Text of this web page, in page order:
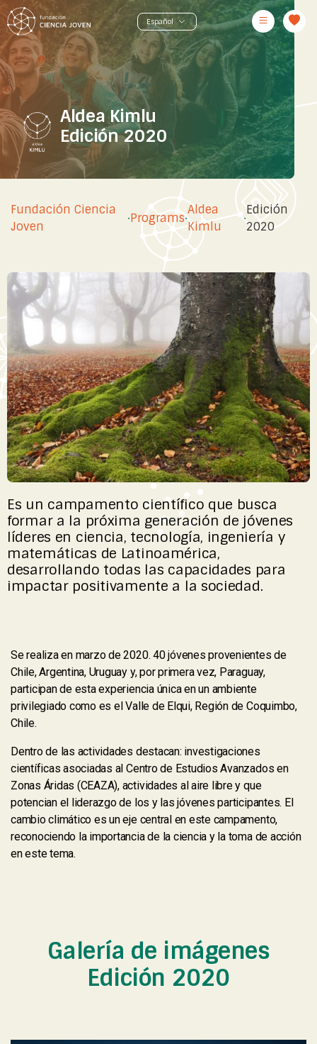
Aldea Kimlu
Edición 2020
Fundación Ciencia
Joven
·Programs·
Aldea
Kimlu
·
Edición
2020
Es un campamento científico que busca
formar a la próxima generación de jóvenes
líderes en ciencia, tecnología, ingeniería y
matemáticas de Latinoamérica,
desarrollando todas las capacidades para
impactar positivamente a la sociedad.
Se realiza en marzo de 2020. 40 jóvenes provenientes de
Chile, Argentina, Uruguay y, por primera vez, Paraguay,
participan de esta experiencia única en un ambiente
privilegiado como es el Valle de Elqui, Región de Coquimbo,
Chile.
Dentro de las actividades destacan: investigaciones
científicas asociadas al Centro de Estudios Avanzados en
Zonas Áridas (CEAZA), actividades al aire libre y que
potencian el liderazgo de los y las jóvenes participantes. El
cambio climático es un eje central en este campamento,
reconociendo la importancia de la ciencia y la toma de acción
en este tema.
Galería de imágenes
Edición 2020